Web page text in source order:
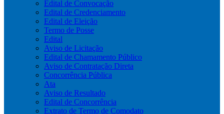
Edital de Convocação
Edital de Credenciamento
Edital de Eleição
Termo de Posse
Edital
Aviso de Licitação
Edital de Chamamento Público
Aviso de Contratação Direta
Concorrência Pública
Ata
Aviso de Resultado
Edital de Concorrência
Extrato de Termo de Comodato